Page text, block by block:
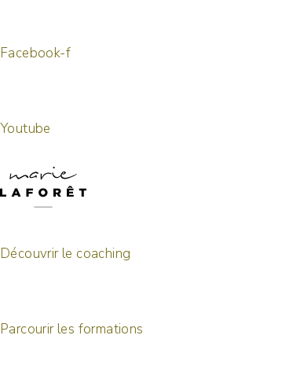
Facebook-f
Youtube
Découvrir le coaching
Parcourir les formations